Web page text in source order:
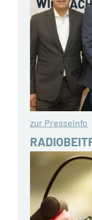
zur Presseinfo